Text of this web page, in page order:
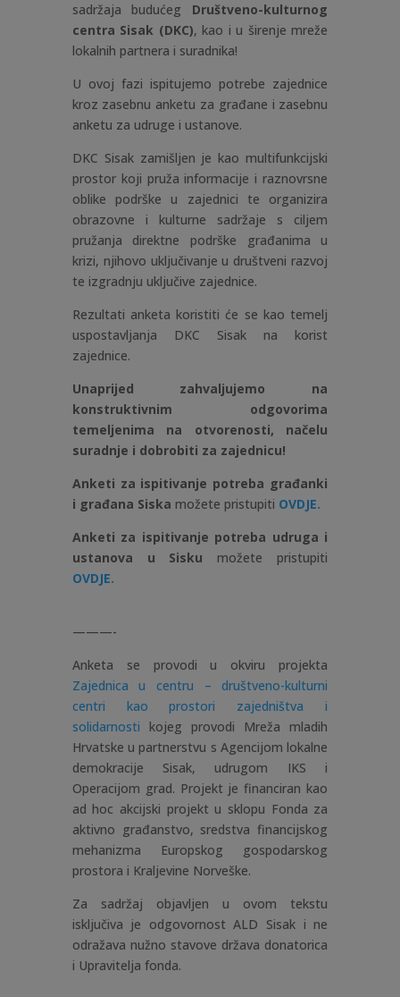
sadržaja budućeg Društveno-kulturnog
centra Sisak (DKC), kao i u širenje mreže
lokalnih partnera i suradnika!
U ovoj fazi ispitujemo potrebe zajednice
kroz zasebnu anketu za građane i zasebnu
anketu za udruge i ustanove.
DKC Sisak zamišljen je kao multifunkcijski
prostor koji pruža informacije i raznovrsne
oblike podrške u zajednici te organizira
obrazovne i kulturne sadržaje s ciljem
pružanja direktne podrške građanima u
krizi, njihovo uključivanje u društveni razvoj
te izgradnju uključive zajednice.
Rezultati anketa koristiti će se kao temelj
uspostavljanja DKC Sisak na korist
zajednice.
Unaprijed zahvaljujemo na
konstruktivnim odgovorima
temeljenima na otvorenosti, načelu
suradnje i dobrobiti za zajednicu!
Anketi za ispitivanje potreba građanki
i građana Siska možete pristupiti OVDJE.
Anketi za ispitivanje potreba udruga i
ustanova u Sisku možete pristupiti
OVDJE.
———-
Anketa se provodi u okviru projekta
Zajednica u centru – društveno-kulturni
centri kao prostori zajedništva i
solidarnosti kojeg provodi Mreža mladih
Hrvatske u partnerstvu s Agencijom lokalne
demokracije Sisak, udrugom IKS i
Operacijom grad. Projekt je financiran kao
ad hoc akcijski projekt u sklopu Fonda za
aktivno građanstvo, sredstva financijskog
mehanizma Europskog gospodarskog
prostora i Kraljevine Norveške.
Za sadržaj objavljen u ovom tekstu
isključiva je odgovornost ALD Sisak i ne
odražava nužno stavove država donatorica
i Upravitelja fonda.